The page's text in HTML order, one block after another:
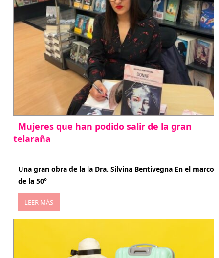
Mujeres que han podido salir de la gran
telaraña
Una gran obra de la la Dra. Silvina Bentivegna En el marco
de la 50°
LEER MÁS